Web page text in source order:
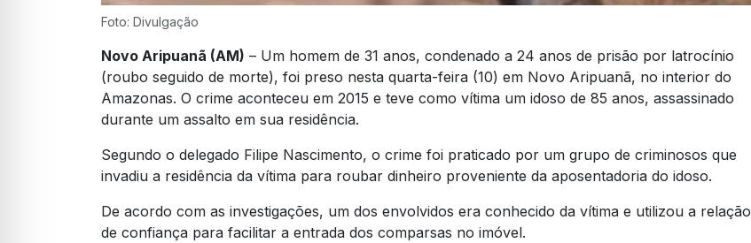
Foto: Divulgação
Novo Aripuanã (AM) – Um homem de 31 anos, condenado a 24 anos de prisão por latrocínio
(roubo seguido de morte), foi preso nesta quarta-feira (10) em Novo Aripuanã, no interior do
Amazonas. O crime aconteceu em 2015 e teve como vítima um idoso de 85 anos, assassinado
durante um assalto em sua residência.
Segundo o delegado Filipe Nascimento, o crime foi praticado por um grupo de criminosos que
invadiu a residência da vítima para roubar dinheiro proveniente da aposentadoria do idoso.
De acordo com as investigações, um dos envolvidos era conhecido da vítima e utilizou a relação
de confiança para facilitar a entrada dos comparsas no imóvel.